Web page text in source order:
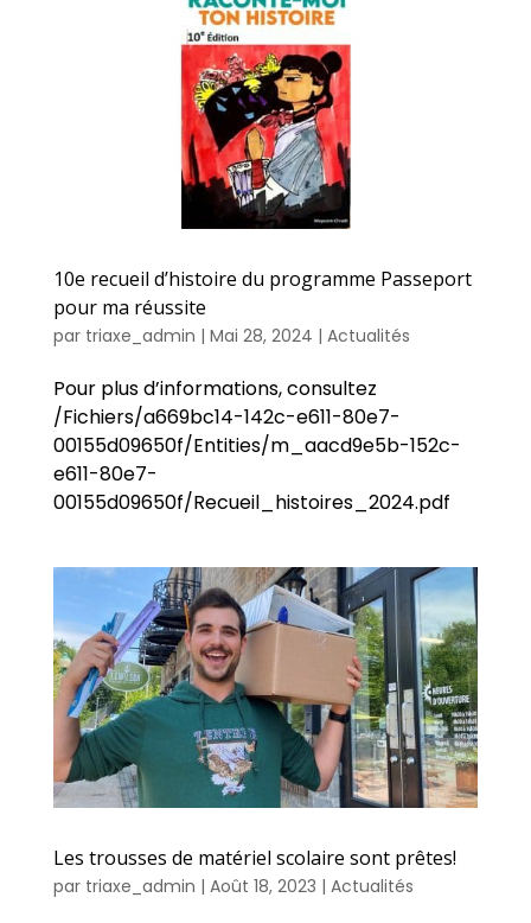
10e recueil d’histoire du programme Passeport
pour ma réussite
par triaxe_admin | Mai 28, 2024 | Actualités
Pour plus d’informations, consultez
/Fichiers/a669bc14-142c-e611-80e7-
00155d09650f/Entities/m_aacd9e5b-152c-
e611-80e7-
00155d09650f/Recueil_histoires_2024.pdf
Les trousses de matériel scolaire sont prêtes!
par triaxe_admin | Août 18, 2023 | Actualités